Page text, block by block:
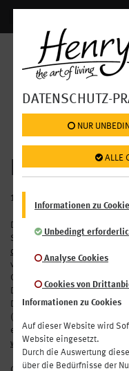
DATENSCHUTZ-
NUR
ALLE
Informationen zu
Unbedingt
Analyse Cookies
Cookies von
Informationen zu Cookies
Auf dieser Website wird
Website eingesetzt.
Durch die Auswertung
über die Bedürfnisse der
1. EINLEITUNG
Der Schutz Ihrer persönlichen
Stephansplatz 12, 1010 Wien,
office@enjoyhenry.com
verarbeiten Ihre
Grundlage der gesetzlichen
Datenschutzgrundverordnung
Datenschutzgesetzes 2018 ("
("
erheben, verarbeiten und
www.enjoyhenry.com